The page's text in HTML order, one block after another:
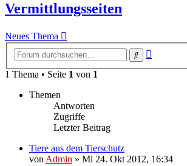
Vermittlungsseiten
Neues Thema
Suche
1 Thema • Seite 1 von 1
Themen
Antworten
Zugriffe
Letzter Beitrag
Tiere aus dem Tierschutz
von Admin » Mi 24. Okt 2012, 16:34